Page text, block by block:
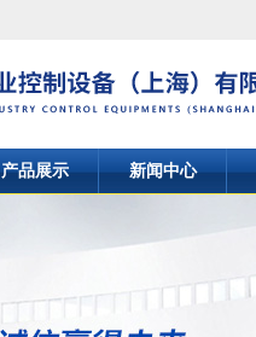
产品展示 新闻中心